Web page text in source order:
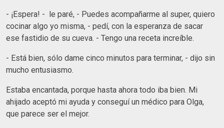
- ¡Espera! - le paré, - Puedes acompañarme al super, quiero
cocinar algo yo misma, - pedí, con la esperanza de sacar
ese fastidio de su cueva. - Tengo una receta increíble.
- Está bien, sólo dame cinco minutos para terminar, - dijo sin
mucho entusiasmo.
Estaba encantada, porque hasta ahora todo iba bien. Mi
ahijado aceptó mi ayuda y conseguí un médico para Olga,
que parece ser el mejor.